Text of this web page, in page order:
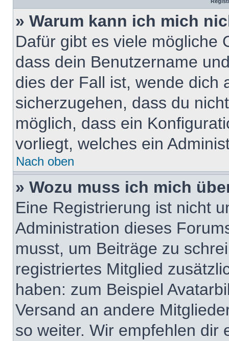
» Warum kann ich mich
Dafür gibt es viele mögliche
dass dein Benutzername
dies der Fall ist, wende dich
sicherzugehen, dass du
möglich, dass ein
vorliegt, welches ein
Nach oben
» Wozu muss ich mich
Eine Registrierung ist nicht
Administration dieses
musst, um Beiträge zu
registriertes Mitglied
haben: zum Beispiel
Versand an andere
so weiter. Wir empfehlen dir